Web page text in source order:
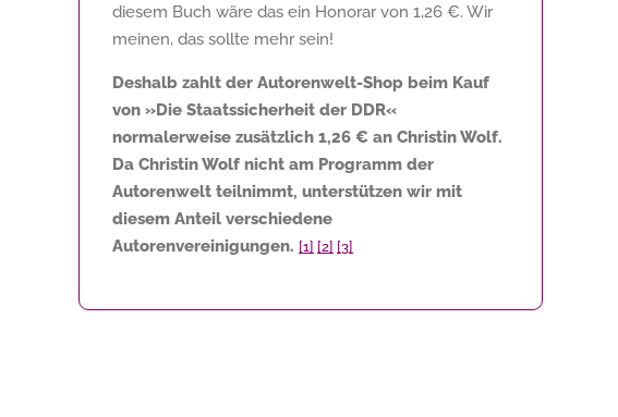
diesem Buch wäre das ein Honorar von 1,26 €. Wir
meinen, das sollte mehr sein!
Deshalb zahlt der Autorenwelt-Shop beim Kauf
von »Die Staatssicherheit der DDR«
normalerweise zusätzlich 1,26 € an Christin Wolf.
Da Christin Wolf nicht am Programm der
Autorenwelt teilnimmt, unterstützen wir mit
diesem Anteil verschiedene
Autorenvereinigungen. [1] [2] [3]